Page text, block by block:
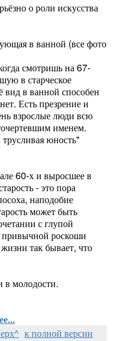
о роли искусства
в ванной (все фото
смотришь на 67-
в старческое
вид в ванной способен
Есть презрение и
взрослые люди всю
именем.
юность"
60-х и выросшее в
- это пора
наподобие
может быть
с глупой
роскоши
так бывает, что
молодости.
к полной версии